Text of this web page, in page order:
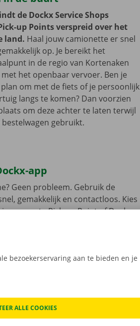
de Dockx Service Shops
up Points verspreid over het
land. Haal jouw camionette er snel
op. Je bereikt het
in de regio van Kortenaken
het openbaar vervoer. Ben je
om met de fiets of je persoonlijk
langs te komen? Dan voorzien
om deze achter te laten terwijl
bestelwagen gebruikt.
app
Geen probleem. Gebruik de
gemakkelijk en contactloos. Kies
gewenste Pick-up Point of Dockx
bezoekerservaring aan te bieden en je
ALLE COOKIES